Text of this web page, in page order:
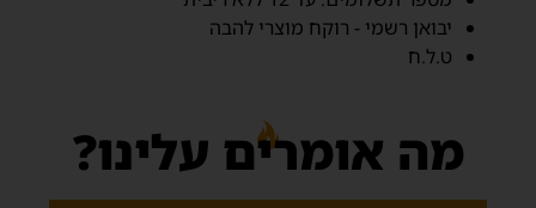
יבואן רשמי - רוקח מוצרי להבה
ט.ל.ח
מה אומרים עלינו?